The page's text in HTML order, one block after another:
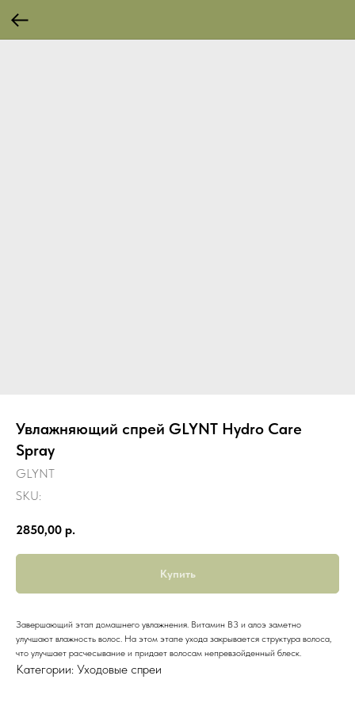
Увлажняющий спрей GLYNT Hydro Care
Spray
GLYNT
SKU:
2850,00 р.
Купить
Завершающий этап домашнего увлажнения. Витамин В3 и алоэ заметно
улучшают влажность волос. На этом этапе ухода закрывается структура волоса,
что улучшает расчесывание и придает волосам непревзойденный блеск.
Категории: Уходовые спреи